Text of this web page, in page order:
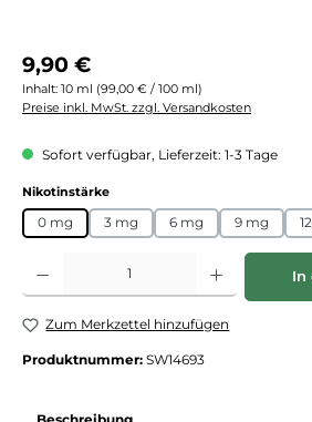
Regulärer Preis:
9,90 €
Inhalt: 10 ml (99,00 € / 100 ml)
Preise inkl. MwSt. zzgl. Versandkosten
Sofort verfügbar, Lieferzeit: 1-3 Tage
Nikotinstärkeauswählen
0 mg 3 mg 6 mg 9 mg
Produkt Anzahl: Gib den gewünschten Wert
In
Zum Merkzettel hinzufügen
Produktnummer: SW14693